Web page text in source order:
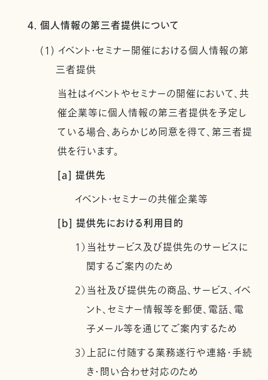
4. 個人情報の第三者提供について
(1) イベント・セミナー開催における個人情報の第
三者提供
当社はイベントやセミナーの開催において、共
催企業等に個人情報の第三者提供を予定し
ている場合、あらかじめ同意を得て、第三者提
供を行います。
[a] 提供先
イベント・セミナーの共催企業等
[b] 提供先における利用目的
1）当社サービス及び提供先のサービスに
関するご案内のため
2）当社及び提供先の商品、サービス、イベ
ント、セミナー情報等を郵便、電話、電
子メール等を通じてご案内するため
3）上記に付随する業務遂行や連絡・手続
き・問い合わせ対応のため